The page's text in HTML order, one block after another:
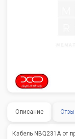
Описание
Кабель NBQ231A от